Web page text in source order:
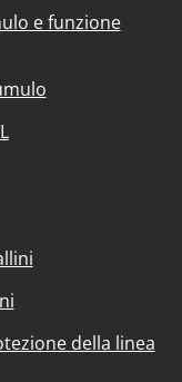
e funzione
della linea